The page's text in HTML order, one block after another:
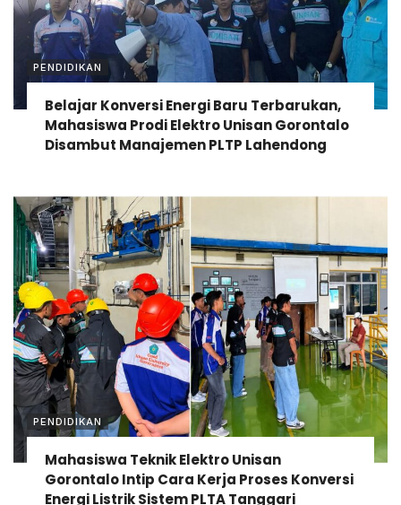
PENDIDIKAN
Belajar Konversi Energi Baru Terbarukan,
Mahasiswa Prodi Elektro Unisan Gorontalo
Disambut Manajemen PLTP Lahendong
PENDIDIKAN
Mahasiswa Teknik Elektro Unisan
Gorontalo Intip Cara Kerja Proses Konversi
Energi Listrik Sistem PLTA Tanggari